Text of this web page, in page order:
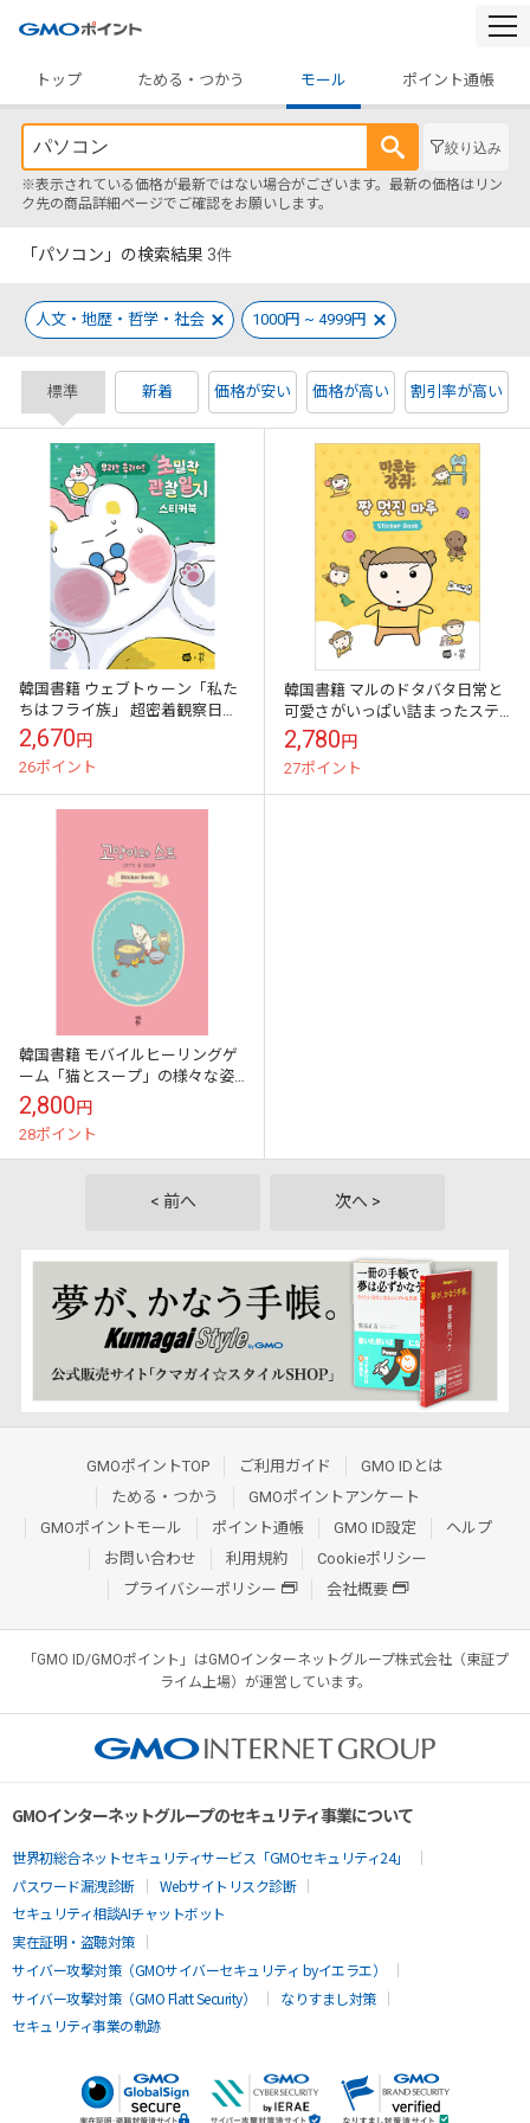
トップ
ためる・つかう モール ポイント通帳
絞り込み
※表示されている価格が最新ではない場合がございます。最新の価格はリン
ク先の商品詳細ページでご確認をお願いします。
「パソコン」の検索結果 3件
人文・地歴・哲学・社会 1000円 ~ 4999円
標準 新着 価格が安い 価格が高い 割引率が高い
韓国書籍 ウェブトゥーン「私た
ちはフライ族」 超密着観察日誌
ステッカーブック
2,670円
26ポイント
韓国書籍 マルのドタバタ日常と
可愛さがいっぱい詰まったステ
ッカーブック 「マルはワンちゃ
ん 超かっこいいマル ステッカー
ブック」
2,780円
27ポイント
韓国書籍 モバイルヒーリングゲ
ーム「猫とスープ」の様々な姿
を満載したステッカーブック [初
回限定ゲームクーポン付き] (ハ
ードカバ...
2,800円
28ポイント
< 前へ 次へ >
GMOポイントTOP ご利用ガイド
GMO IDとは
ためる・つかう
GMOポイントアンケート
GMOポイントモール
ポイント通帳 GMO ID設定
ヘルプ
お問い合わせ
利用規約
Cookieポリシー
プライバシーポリシー
会社概要
「GMO ID/GMOポイント」はGMOインターネットグループ株式会社（東証プ
ライム上場）が運営しています。
GMOインターネットグループのセキュリティ事業について
世界初総合ネットセキュリティサービス「GMOセキュリティ24」
パスワード漏洩診断
Webサイトリスク診断
セキュリティ相談AIチャットボット
実在証明・盗聴対策
サイバー攻撃対策（GMOサイバーセキュリティ byイエラエ）
サイバー攻撃対策（GMO Flatt Security）
なりすまし対策
セキュリティ事業の軌跡